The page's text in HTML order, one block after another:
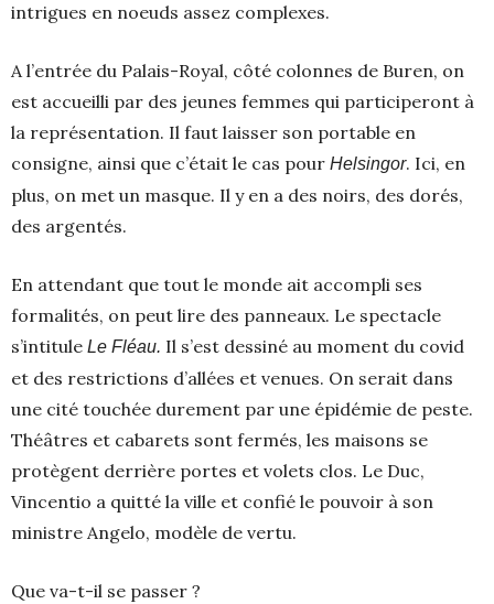
intrigues en noeuds assez complexes.
A l’entrée du Palais-Royal, côté colonnes de Buren, on
est accueilli par des jeunes femmes qui participeront à
la représentation. Il faut laisser son portable en
consigne, ainsi que c’était le cas pour Helsingor. Ici, en
plus, on met un masque. Il y en a des noirs, des dorés,
des argentés.
En attendant que tout le monde ait accompli ses
formalités, on peut lire des panneaux. Le spectacle
s’intitule Le Fléau. Il s’est dessiné au moment du covid
et des restrictions d’allées et venues. On serait dans
une cité touchée durement par une épidémie de peste.
Théâtres et cabarets sont fermés, les maisons se
protègent derrière portes et volets clos. Le Duc,
Vincentio a quitté la ville et confié le pouvoir à son
ministre Angelo, modèle de vertu.
Que va-t-il se passer ?